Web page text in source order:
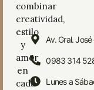
combinar
creatividad,
estilo
y
amor
en
cada
Av. Gral.
0983 314
Lunes a